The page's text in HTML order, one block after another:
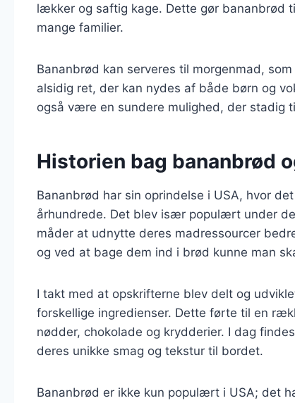
lækker og saftig kage. Dette gør bananbrød
mange familier.
Bananbrød kan serveres til morgenmad,
alsidig ret, der kan nydes af både børn og
også være en sundere mulighed, der stadig
Historien bag bananbrød
Bananbrød har sin oprindelse i USA, hvor
århundrede. Det blev især populært under
måder at udnytte deres madressourcer
og ved at bage dem ind i brød kunne man
I takt med at opskrifterne blev delt og
forskellige ingredienser. Dette førte til en
nødder, chokolade og krydderier. I dag
deres unikke smag og tekstur til bordet.
Bananbrød er ikke kun populært i USA; det